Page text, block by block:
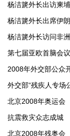
杨洁篪外长出访柬
杨洁篪外长出席伊
杨洁篪外长访问非
第七届亚欧首脑会议
2008年外交部公众
外交部“残疾人专场
北京2008年奥运会
抗震救灾众志成城
北京2008年残奥会